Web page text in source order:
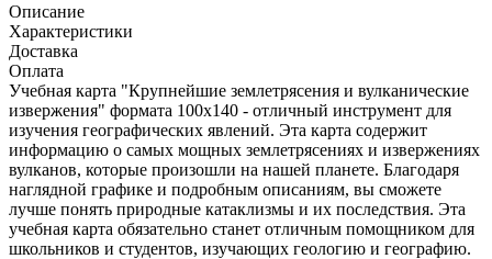
Описание
Характеристики
Доставка
Оплата
Учебная карта "Крупнейшие землетрясения и вулканические
извержения" формата 100х140 - отличный инструмент для
изучения географических явлений. Эта карта содержит
информацию о самых мощных землетрясениях и извержениях
вулканов, которые произошли на нашей планете. Благодаря
наглядной графике и подробным описаниям, вы сможете
лучше понять природные катаклизмы и их последствия. Эта
учебная карта обязательно станет отличным помощником для
школьников и студентов, изучающих геологию и географию.